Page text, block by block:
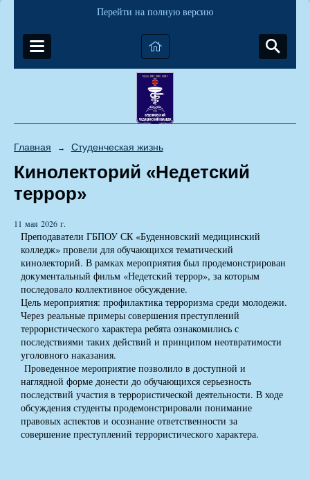
Перейти на полную версию
Главная → Студенческая жизнь
Кинолекторий «Недетский
террор»
11 мая 2026 г.
Преподаватели ГБПОУ СК «Буденновский медицинский
колледж» провели для обучающихся тематический
кинолекторий. В рамках мероприятия был продемонстрирован
документальный фильм «Недетский террор», за которым
последовало коллективное обсуждение.
Цель мероприятия: профилактика терроризма среди молодежи.
Через реальные примеры совершения преступлений
террористического характера ребята ознакомились с
последствиями таких действий и принципом неотвратимости
уголовного наказания.
Проведенное мероприятие позволило в доступной и
наглядной форме донести до обучающихся серьезность
последствий участия в террористической деятельности. В ходе
обсуждения студенты продемонстрировали понимание
правовых аспектов и осознание ответственности за
совершение преступлений террористического характера.